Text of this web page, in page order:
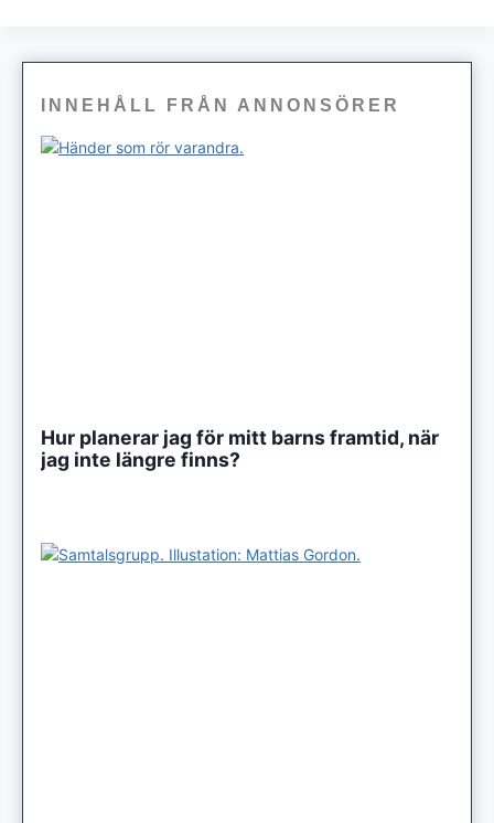
INNEHÅLL FRÅN ANNONSÖRER
Hur planerar jag för mitt barns framtid, när
jag inte längre finns?